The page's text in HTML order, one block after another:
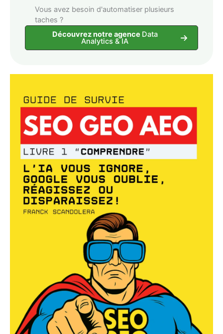
Vous avez besoin d'automatiser plusieurs
taches ?
Découvrez notre agence Data
Analytics & IA